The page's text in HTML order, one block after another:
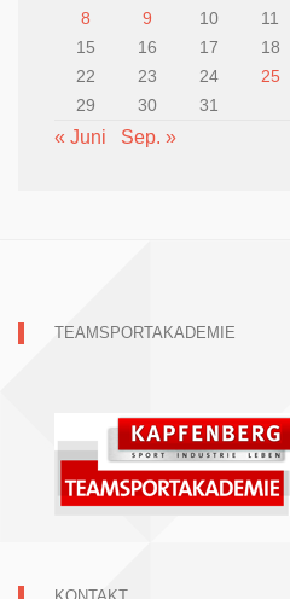
8
9 10 11
15
16 17 18
22
23 24 25
29
30 31
« Juni Sep. »
TEAMSPORTAKADEMIE